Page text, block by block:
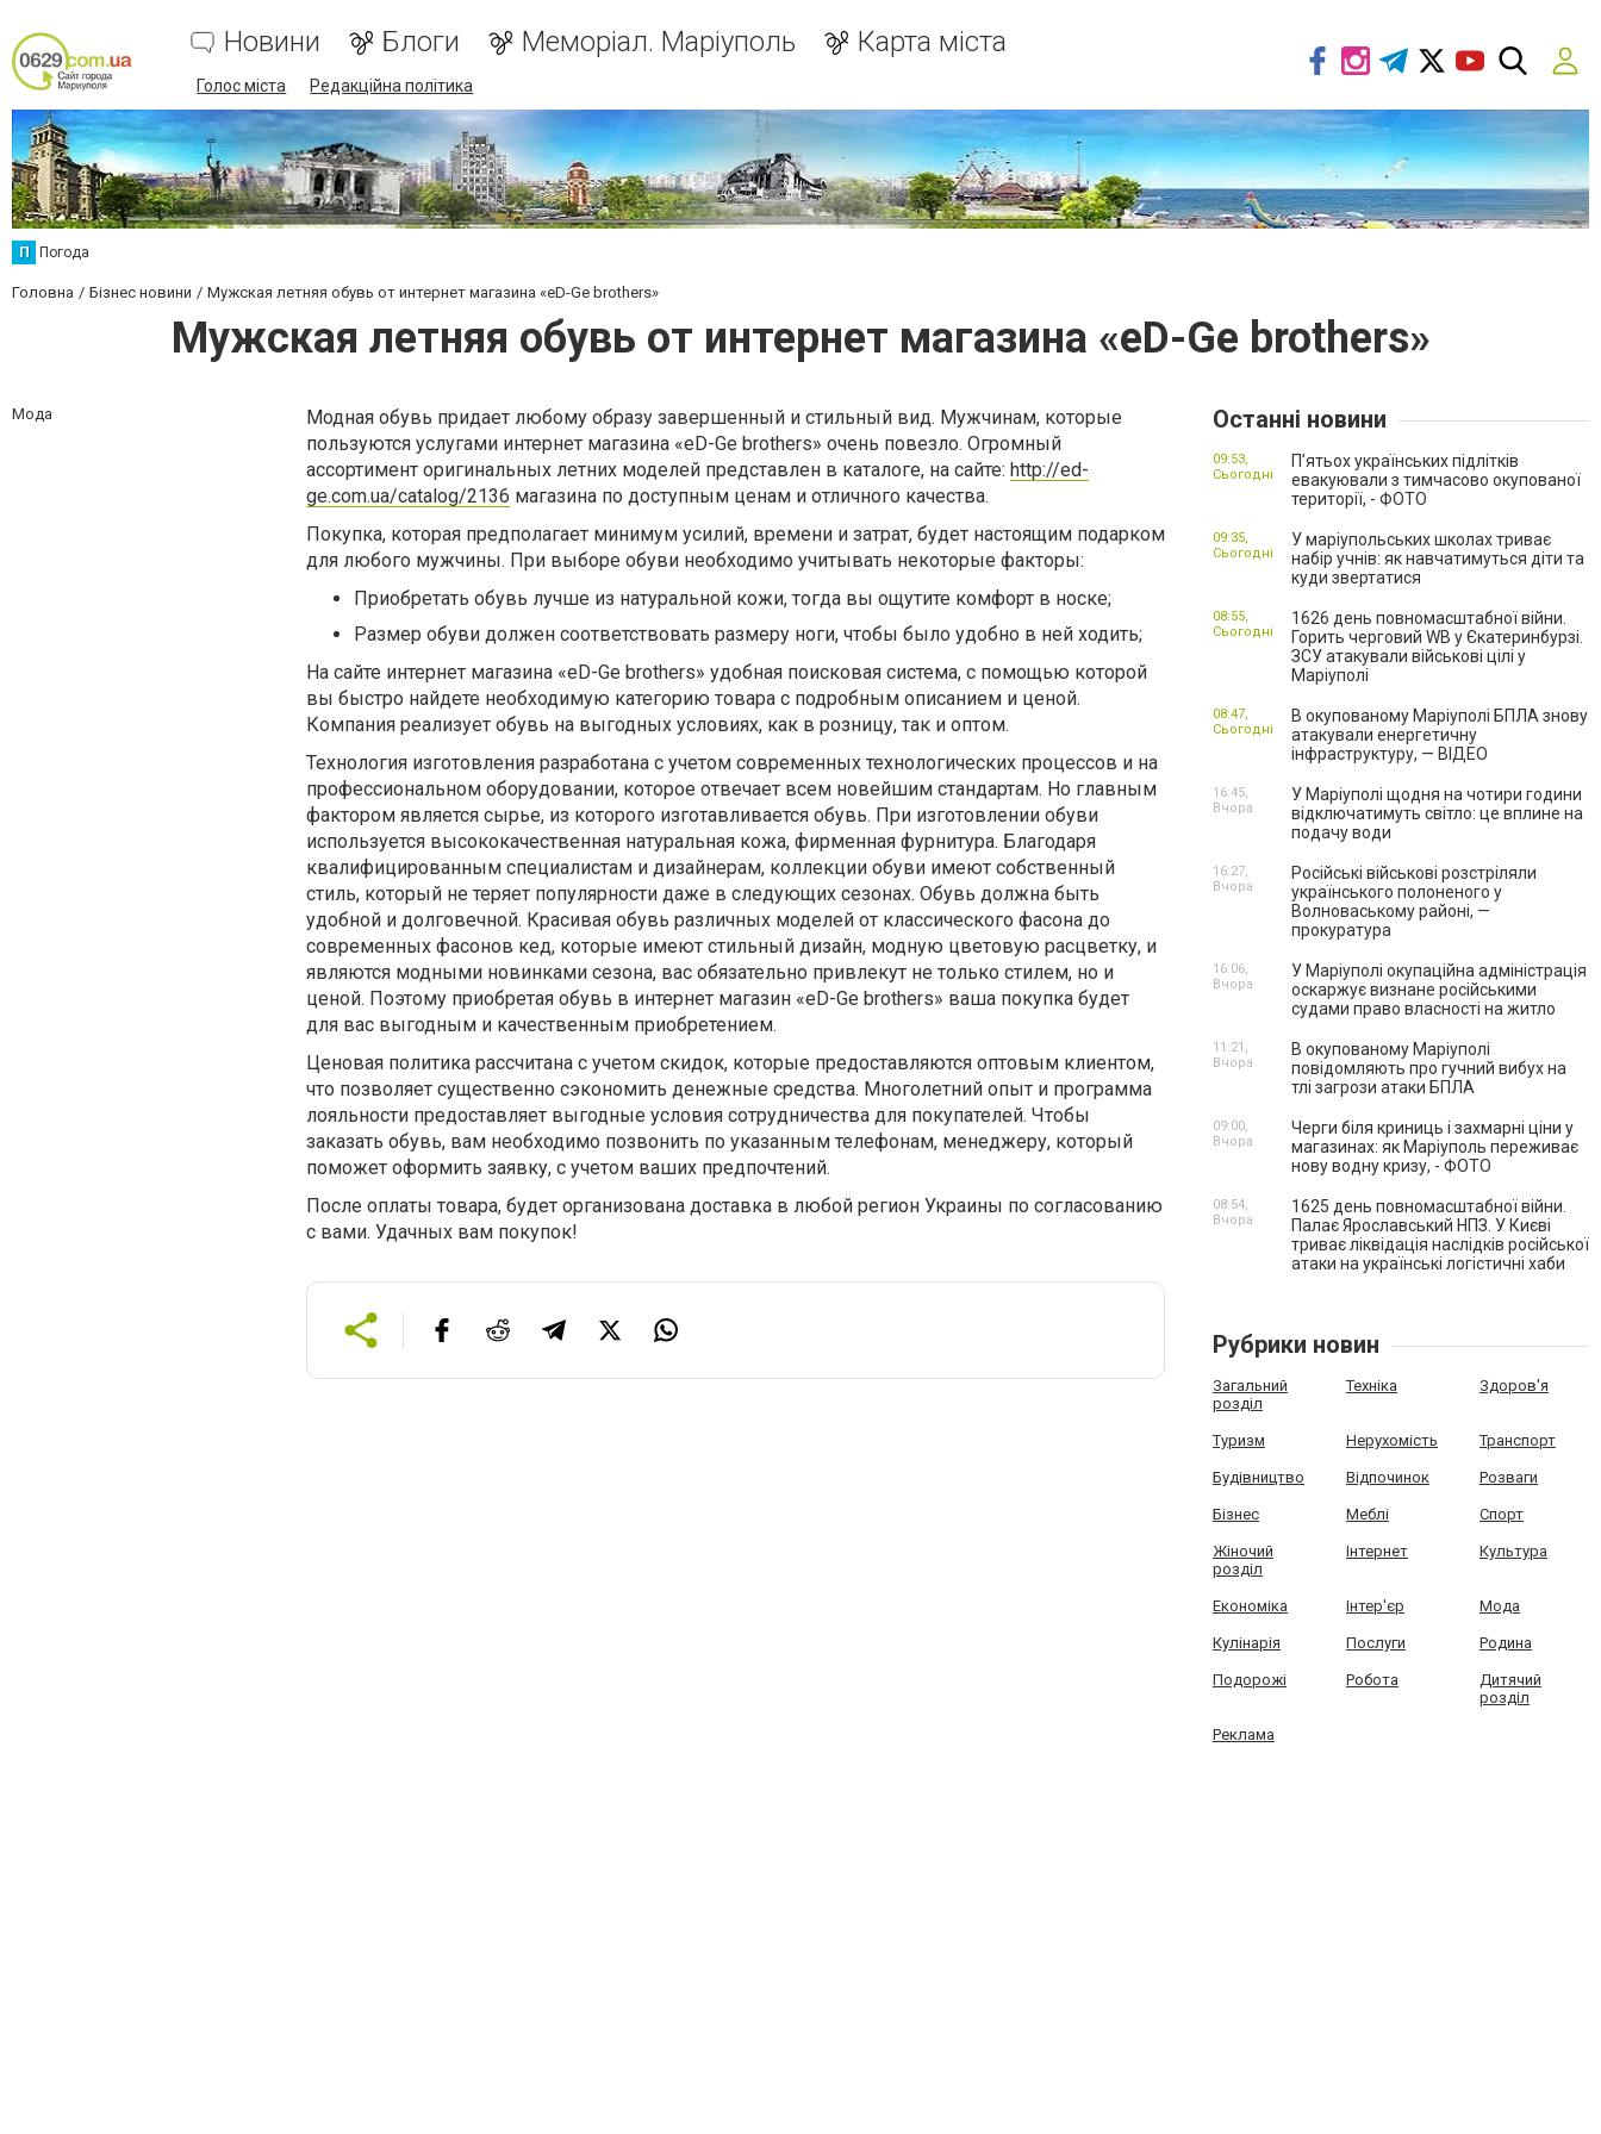
Новини Блоги Меморіал. Маріуполь Карта міста
Голос міста Редакційна політика
П Погода
Головна Бізнес новини Мужская летняя обувь от интернет магазина «eD-Ge brothers»
Мужская летняя обувь от интернет магазина «eD-Ge brothers»
Мода
Модная обувь придает любому образу завершенный и стильный вид. Мужчинам, которые
пользуются услугами интернет магазина «eD-Ge brothers» очень повезло. Огромный
ассортимент оригинальных летних моделей представлен в каталоге, на сайте: http://ed-
ge.com.ua/catalog/2136 магазина по доступным ценам и отличного качества.
Покупка, которая предполагает минимум усилий, времени и затрат, будет настоящим подарком
для любого мужчины. При выборе обуви необходимо учитывать некоторые факторы:
Приобретать обувь лучше из натуральной кожи, тогда вы ощутите комфорт в носке;
Размер обуви должен соответствовать размеру ноги, чтобы было удобно в ней ходить;
На сайте интернет магазина «eD-Ge brothers» удобная поисковая система, с помощью которой
вы быстро найдете необходимую категорию товара с подробным описанием и ценой.
Компания реализует обувь на выгодных условиях, как в розницу, так и оптом.
Технология изготовления разработана с учетом современных технологических процессов и на
профессиональном оборудовании, которое отвечает всем новейшим стандартам. Но главным
фактором является сырье, из которого изготавливается обувь. При изготовлении обуви
используется высококачественная натуральная кожа, фирменная фурнитура. Благодаря
квалифицированным специалистам и дизайнерам, коллекции обуви имеют собственный
стиль, который не теряет популярности даже в следующих сезонах. Обувь должна быть
удобной и долговечной. Красивая обувь различных моделей от классического фасона до
современных фасонов кед, которые имеют стильный дизайн, модную цветовую расцветку, и
являются модными новинками сезона, вас обязательно привлекут не только стилем, но и
ценой. Поэтому приобретая обувь в интернет магазин «eD-Ge brothers» ваша покупка будет
для вас выгодным и качественным приобретением.
Ценовая политика рассчитана с учетом скидок, которые предоставляются оптовым клиентом,
что позволяет существенно сэкономить денежные средства. Многолетний опыт и программа
лояльности предоставляет выгодные условия сотрудничества для покупателей. Чтобы
заказать обувь, вам необходимо позвонить по указанным телефонам, менеджеру, который
поможет оформить заявку, с учетом ваших предпочтений.
После оплаты товара, будет организована доставка в любой регион Украины по согласованию
с вами. Удачных вам покупок!
Останні новини
П’ятьох українських підлітків
евакуювали з тимчасово окупованої
території, - ФОТО
09:53,
Сьогодні
У маріупольських школах триває
набір учнів: як навчатимуться діти та
куди звертатися
09:35,
Сьогодні
1626 день повномасштабної війни.
Горить черговий WB у Єкатеринбурзі.
ЗСУ атакували військові цілі у
Маріуполі
08:55,
Сьогодні
В окупованому Маріуполі БПЛА знову
атакували енергетичну
інфраструктуру, — ВІДЕО
08:47,
Сьогодні
У Маріуполі щодня на чотири години
відключатимуть світло: це вплине на
подачу води
16:45,
Вчора
Російські військові розстріляли
українського полоненого у
Волноваському районі, —
прокуратура
16:27,
Вчора
У Маріуполі окупаційна адміністрація
оскаржує визнане російськими
судами право власності на житло
16:06,
Вчора
В окупованому Маріуполі
повідомляють про гучний вибух на
тлі загрози атаки БПЛА
11:21,
Вчора
Черги біля криниць і захмарні ціни у
магазинах: як Маріуполь переживає
нову водну кризу, - ФОТО
09:00,
Вчора
1625 день повномасштабної війни.
Палає Ярославський НПЗ. У Києві
триває ліквідація наслідків російської
атаки на українські логістичні хаби
08:54,
Вчора
Рубрики новин
Загальний
розділ
Техніка Здоров'я
Туризм Нерухомість Транспорт
Будівництво Відпочинок Розваги
Бізнес Меблі Спорт
Жіночий
розділ
Інтернет Культура
Економіка Інтер'єр Мода
Кулінарія Послуги Родина
Подорожі Робота
Дитячий
розділ
Реклама